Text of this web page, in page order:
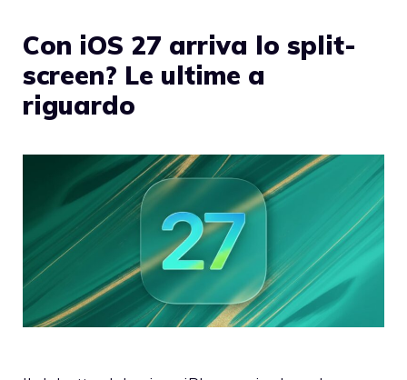
Con iOS 27 arriva lo split-
screen? Le ultime a
riguardo